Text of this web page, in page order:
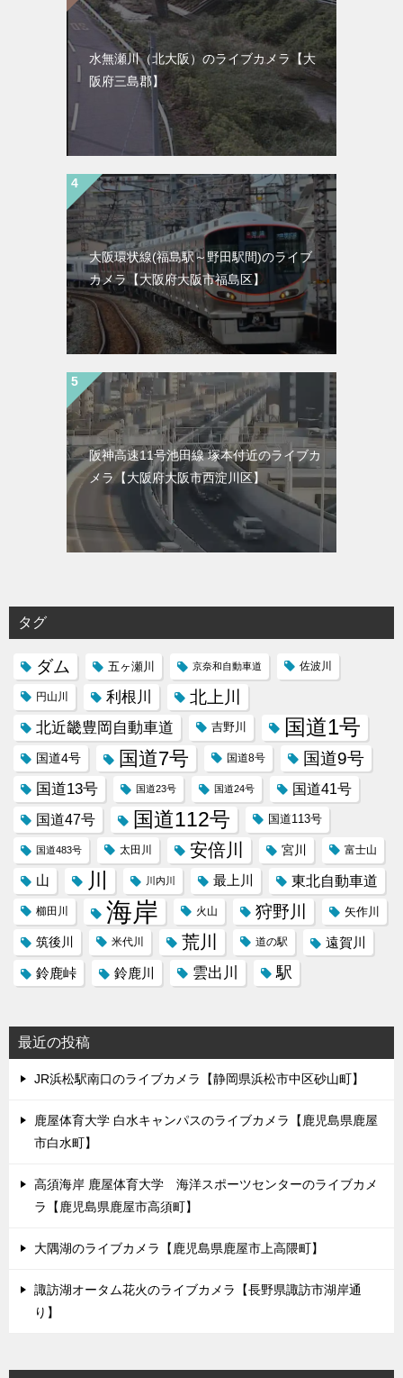
水無瀬川（北大阪）のライブカメラ【大
阪府三島郡】
大阪環状線(福島駅～野田駅間)のライブ
カメラ【大阪府大阪市福島区】
阪神高速11号池田線 塚本付近のライブカ
メラ【大阪府大阪市西淀川区】
タグ
ダム 五ヶ瀬川 京奈和自動車道 佐波川
円山川 利根川 北上川
北近畿豊岡自動車道 吉野川 国道1号
国道4号 国道7号 国道8号 国道9号
国道13号 国道23号 国道24号 国道41号
国道47号 国道112号 国道113号
国道483号 太田川 安倍川 宮川 富士山
山 川 川内川 最上川 東北自動車道
櫛田川 海岸 火山 狩野川 矢作川
筑後川 米代川 荒川 道の駅
遠賀川
鈴鹿峠
鈴鹿川 雲出川 駅
最近の投稿
JR浜松駅南口のライブカメラ【静岡県浜松市中区砂山町】
鹿屋体育大学 白水キャンパスのライブカメラ【鹿児島県鹿屋
市白水町】
高須海岸 鹿屋体育大学 海洋スポーツセンターのライブカメ
ラ【鹿児島県鹿屋市高須町】
大隅湖のライブカメラ【鹿児島県鹿屋市上高隈町】
諏訪湖オータム花火のライブカメラ【長野県諏訪市湖岸通
り】